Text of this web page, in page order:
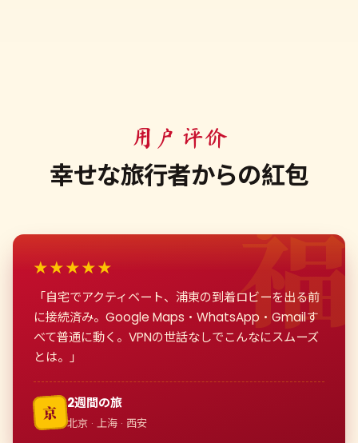
用户 评价
幸せな旅行者からの紅包
★★★★★
「自宅でアクティベート、浦東の到着ロビーを出る前
に接続済み。Google Maps・WhatsApp・Gmailす
べて普通に動く。VPNの世話なしでこんなにスムーズ
とは。」
京 2週間の旅
北京 · 上海 · 西安